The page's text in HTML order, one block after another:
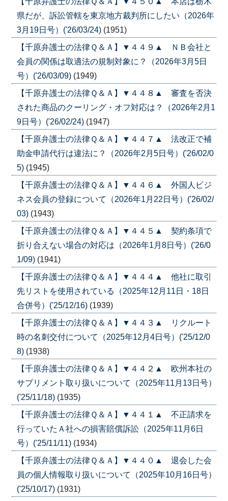
県だが、訴訟管轄を東京地方裁判所にしたい（2026年
3月19日号）('26/03/24) (1951)
【千原弁護士の法律Ｑ＆Ａ】▼４４９▲ ＮＢ会社と
会員の関係は取適法の規制対象に？（2026年3月5日
号）('26/03/09) (1949)
【千原弁護士の法律Ｑ＆Ａ】▼４４８▲ 審査を否決
された商品のクーリング・オフ対応は？（2026年2月1
9日号）('26/02/24) (1947)
【千原弁護士の法律Ｑ＆Ａ】▼４４７▲ 法改正で補
助金申請代行は違法に？（2026年2月5日号）('26/02/0
5) (1945)
【千原弁護士の法律Ｑ＆Ａ】▼４４６▲ 外国人ビジ
ネス会員の登録について（2026年1月22日号）('26/02/
03) (1943)
【千原弁護士の法律Ｑ＆Ａ】▼４４５▲ 契約条項で
折り合えない場合の対応は（2026年1月8日号）('26/0
1/09) (1941)
【千原弁護士の法律Ｑ＆Ａ】▼４４４▲ 他社に取引
先リストを使用されている（2025年12月11日・18日
合併号）('25/12/16) (1939)
【千原弁護士の法律Ｑ＆Ａ】▼４４３▲ リクルート
時の名刺交付について（2025年12月4日号）('25/12/0
8) (1938)
【千原弁護士の法律Ｑ＆Ａ】▼４４２▲ 欧州本社の
サプリメント取り扱いについて（2025年11月13日号）
('25/11/18) (1935)
【千原弁護士の法律Ｑ＆Ａ】▼４４１▲ 不正請求を
行っていたＡ社への損害賠償訴訟（2025年11月6日
号）('25/11/11) (1934)
【千原弁護士の法律Ｑ＆Ａ】▼４４０▲ 退会した会
員の個人情報取り扱いについて（2025年10月16日号）
('25/10/17) (1931)